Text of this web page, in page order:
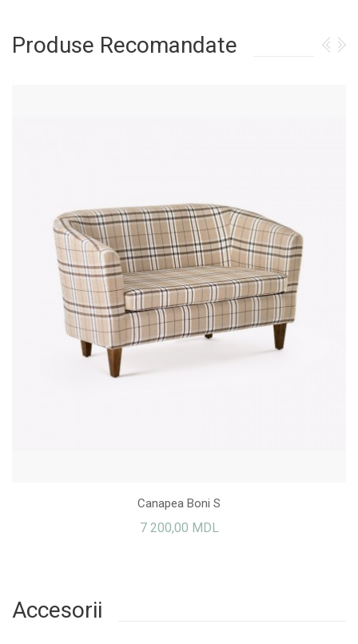
Produse Recomandate
Canapea Boni S
7 200,00 MDL
Accesorii